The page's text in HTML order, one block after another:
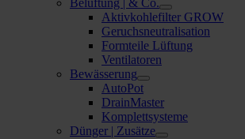
Belüftung | & Co.
Aktivkohlefilter GROW
Geruchsneutralisation
Formteile Lüftung
Ventilatoren
Bewässerung
AutoPot
DrainMaster
Komplettsysteme
Dünger | Zusätze